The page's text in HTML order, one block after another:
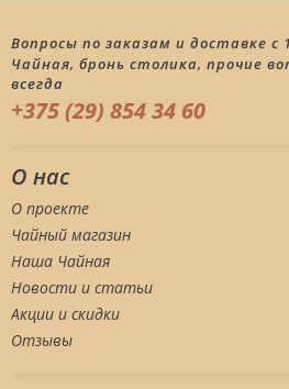
Вопросы по заказам и доставке с
Чайная, бронь столика, прочие
всегда
+375 (29) 854 34 60
О нас
О проекте
Чайный магазин
Наша Чайная
Новости и статьи
Акции и скидки
Отзывы